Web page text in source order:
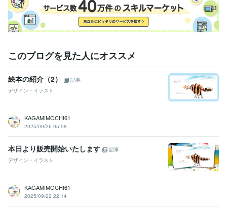
このブログを見た人にオススメ
絵本の紹介（2）
記事
デザイン・イラスト
KAGAMIMOCHI61
2025/09/26 05:58
本日より販売開始いたします
記事
デザイン・イラスト
KAGAMIMOCHI61
2025/09/22 22:14